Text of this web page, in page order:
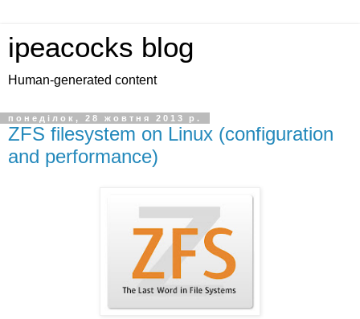
ipeacocks blog
Human-generated content
понеділок, 28 жовтня 2013 р.
ZFS filesystem on Linux (configuration
and performance)